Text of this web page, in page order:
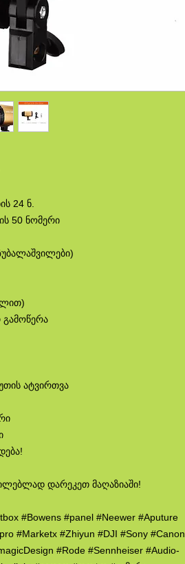
24 ნ.
50 ნომერი
გამოწერა
ატვირთვა
დარეკეთ მაღაზიაში!
#Bowens #panel #Neewer #Aputure
#Marketx #Zhiyun #DJI #Sony #Canon
#Rode #Sennheiser #Audio-